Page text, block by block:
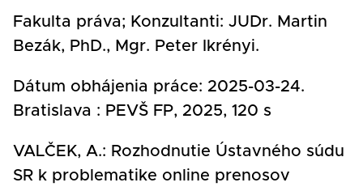
Fakulta práva; Konzultanti: JUDr. Martin
Bezák, PhD., Mgr. Peter Ikrényi.
Dátum obhájenia práce: 2025-03-24.
Bratislava : PEVŠ FP, 2025, 120 s
VALČEK, A.: Rozhodnutie Ústavného súdu
SR k problematike online prenosov